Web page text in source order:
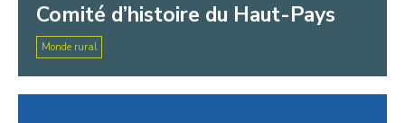
Comité d’histoire du Haut-Pays
Monde rural